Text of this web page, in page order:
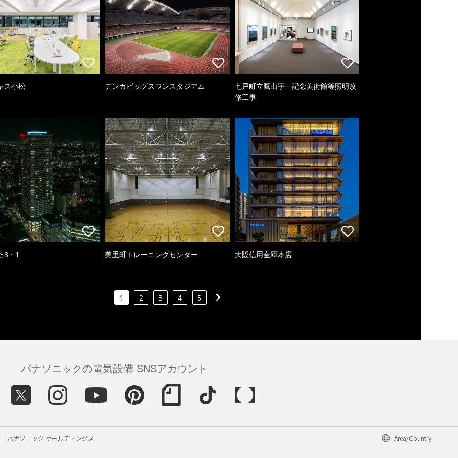
ス小松 デンカビッグスワンスタジアム
七戸町立鷹山宇一記念美術館等照明改
修工事
8・1 美里町トレーニングセンター 大阪信用金庫本店
1 2 3 4 5
パナソニックの電気設備 SNSアカウント
パナソニック ホールディングス Area/Country